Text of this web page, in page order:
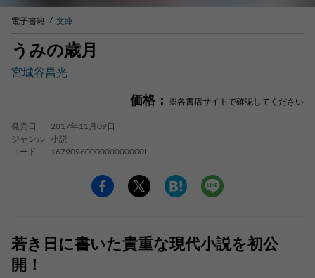
電子書籍 文庫
うみの歳月
宮城谷昌光
価格： ※各書店サイトで確認してください
発売日
2017年11月09日
ジャンル
小説
コード
1679096000000000000L
若き日に書いた貴重な現代小説を初公
開！